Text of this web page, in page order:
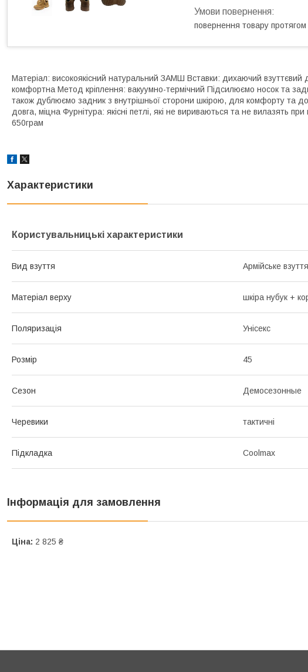
повернення товару протягом
Матеріал: високоякісний натуральний ЗАМШ Вставки: дихаючий
комфортна Метод кріплення: вакуумно-термічний Підсилюємо носок та
також дублюємо задник з внутрішньої сторони шкірою, для комфорту та
довга, міцна Фурнітура: якісні петлі, які не вириваються та не вилазять
650грам
Характеристики
Користувальницькі характеристики
Вид взуття Армійське взуття
Матеріал верху шкіра нубук +
Поляризація Унісекс
Розмір 45
Сезон Демосезонные
Черевики тактичні
Підкладка Coolmax
Інформація для замовлення
Ціна: 2 825 ₴